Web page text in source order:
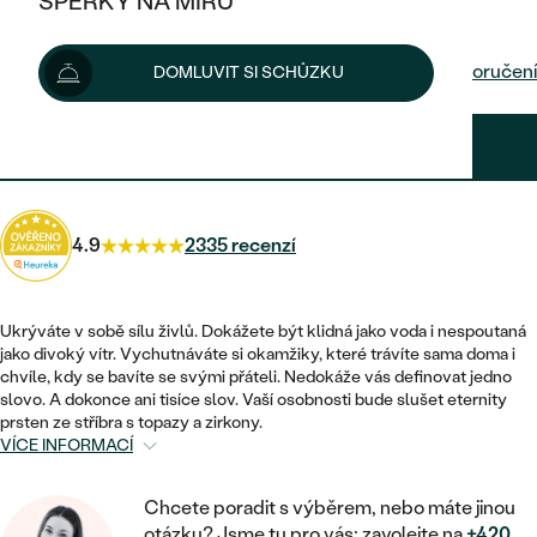
KOMBINOVANÉ ZLATO
DLE STYLU
ETERNITY
VINTAGE
NETRADIČNÍ
POSTRANNÍ KAMENY
HALO
VINTAGE
SNUBNÍ A ZÁSNUBNÍ SETY
NETRADIČNÍ
SESTAV SI SVŮJ PRSTEN
ZAČÍT S PRSTENEM
ZAČÍT S DIAMANTEM
VÝPRODEJ
KDYŽ ŠPERKY POMÁHAJÍ
DLE TYPU
NÁUŠNICE
PRSTENY
PŘÍVĚSKY
NÁRAMKY
SETY
PÁNSKÉ ŠPERKY
PLATINOVÉ
PECKOVÉ
KRUHOVÉ
MINIMALISTICKÉ
VISACÍ
SOLITÉR
VE TVARU SRDCE
ZLATÉ
STŘÍBRNÉ
DLE STYLU
SOLITÉR
NAROZENÍ DÍTĚTE
PERSONALIZOVANÉ
SE ZNAMENÍM ZVĚROKRUHU
MINIMALISTICKÉ
ŠPERKY SKLADEM
VÝPRODEJ
DLE MATERIÁLU
ZLATÉ
PLATINOVÉ
DLE STYLU
DOMLUVIT SI SCHŮZKU
5 150 Kč
Možnosti doručení
4.9 2335 recenzí
Ukrýváte v sobě sílu živlů. Dokážete být klidná jako voda i nespoutaná
jako divoký vítr. Vychutnáváte si okamžiky, které trávíte sama doma i
chvíle, kdy se bavíte se svými přáteli. Nedokáže vás definovat jedno
slovo. A dokonce ani tisíce slov. Vaší osobnosti bude slušet eternity
prsten ze stříbra s topazy a zirkony.
VÍCE INFORMACÍ
Chcete poradit s výběrem, nebo máte jinou